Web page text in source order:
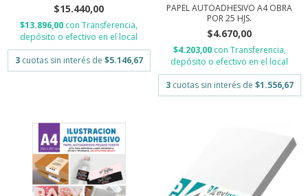
$15.440,00
$13.896,00 con Transferencia,
depósito o efectivo en el local
3 cuotas sin interés de $5.146,67
PAPEL AUTOADHESIVO A4 OBRA
POR 25 HJS.
$4.670,00
$4.203,00 con Transferencia,
depósito o efectivo en el local
3 cuotas sin interés de $1.556,67